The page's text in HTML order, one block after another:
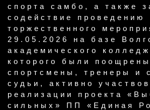
спорта самбо, а также
содействие проведению
торжественного
29.05.2026 на базе
академического
которого были поощрены
спортсмены, тренеры и
судьи, активно
реализации проекта
сильных» ПП «Единая